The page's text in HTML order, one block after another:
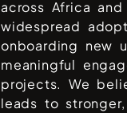
across Africa
widespread
onboarding new
meaningful
projects. We
leads to